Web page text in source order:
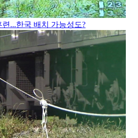
...한국 배치 가능성도?